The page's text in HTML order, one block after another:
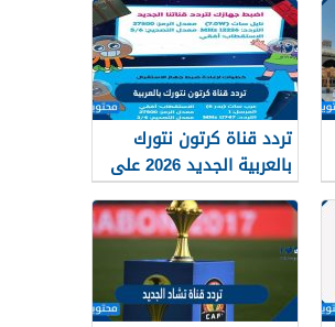
تردد قناة كرتون نتورك
بالعربية الجديد 2026 على
النايل سات